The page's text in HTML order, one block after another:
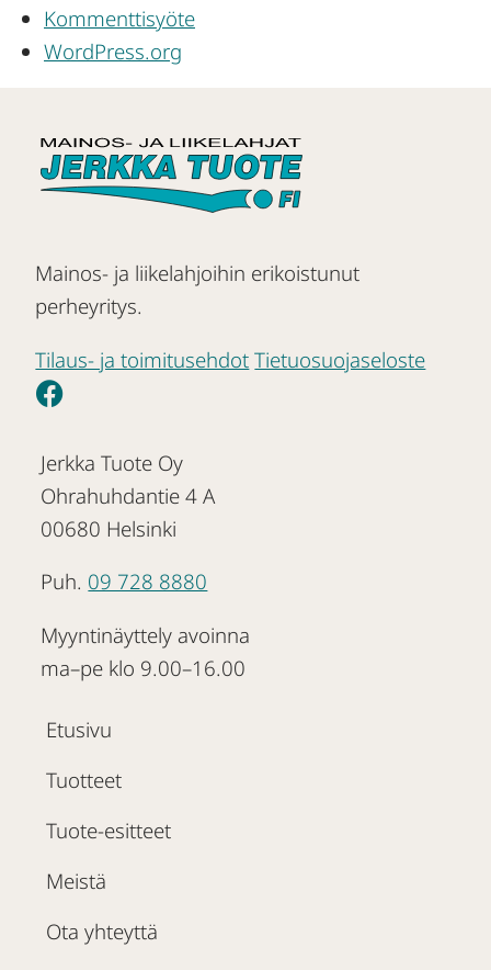
Kommenttisyöte
WordPress.org
Mainos- ja liikelahjoihin erikoistunut
perheyritys.
Tilaus- ja toimitusehdot Tietuosuojaseloste
Jerkka Tuote Oy
Ohrahuhdantie 4 A
00680 Helsinki
Puh. 09 728 8880
Myyntinäyttely avoinna
ma–pe klo 9.00–16.00
Etusivu
Tuotteet
Tuote-esitteet
Meistä
Ota yhteyttä